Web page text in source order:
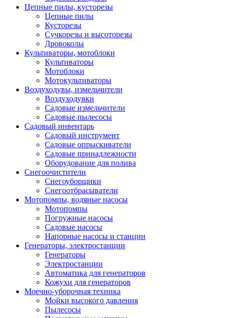
Цепные пилы, кусторезы
Цепные пилы
Кусторезы
Сучкорезы и высоторезы
Дровоколы
Культиваторы, мотоблоки
Культиваторы
Мотоблоки
Мотокультиваторы
Воздуходувы, измельчители
Воздуходувки
Садовые измельчители
Садовые пылесосы
Садовый инвентарь
Садовый инструмент
Садовые опрыскиватели
Садовые принадлежности
Оборудование для полива
Снегоочистители
Снегоуборщики
Снегоотбрасыватели
Мотопомпы, водяные насосы
Мотопомпы
Погружные насосы
Садовые насосы
Напорные насосы и станции
Генераторы, электростанции
Генераторы
Электростанции
Автоматика для генераторов
Кожухи для генераторов
Моечно-уборочная техника
Мойки высокого давления
Пылесосы